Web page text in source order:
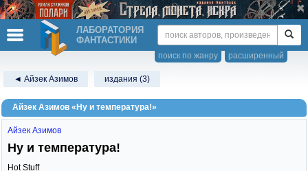
ЛАБОРАТОРИЯ
ФАНТАСТИКИ
расширенный
поиск по жанру
◄ Айзек Азимов издания (3)
Айзек Азимов «Ну и температура!»
Айзек Азимов
Ну и температура!
Hot Stuff